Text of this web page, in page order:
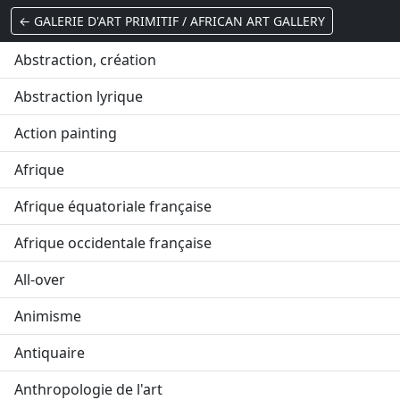
← GALERIE D'ART PRIMITIF / AFRICAN ART GALLERY
Abstraction, création
Abstraction lyrique
Action painting
Afrique
Afrique équatoriale française
Afrique occidentale française
All-over
Animisme
Antiquaire
Anthropologie de l'art